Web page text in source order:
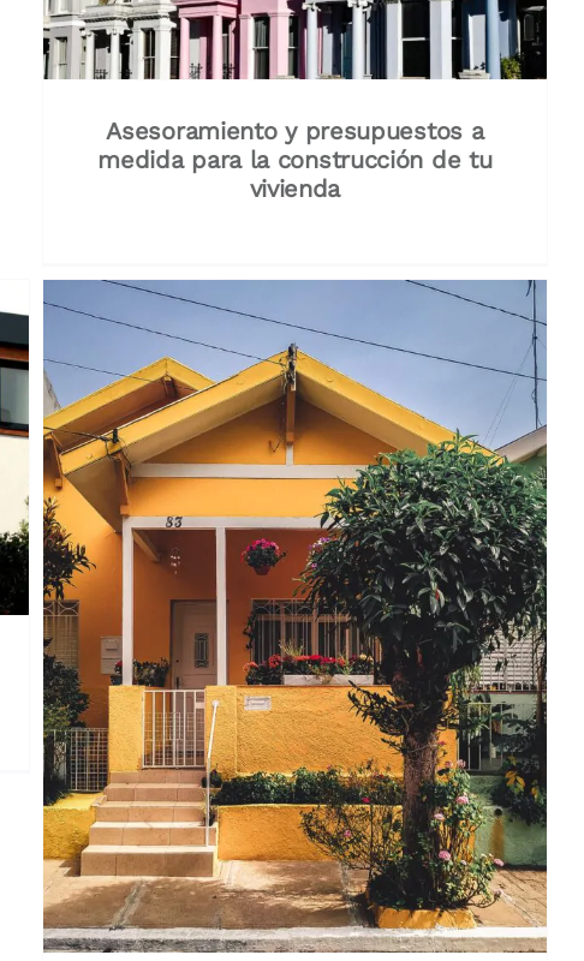
Asesoramiento y presupuestos a
medida para la construcción de tu
vivienda